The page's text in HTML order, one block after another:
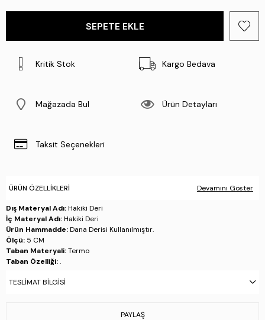
Kritik Stok Kargo Bedava
Mağazada Bul Ürün Detayları
Taksit Seçenekleri
ÜRÜN ÖZELLIKLERI Devamını Göster
Dış Materyal Adı:Hakiki Deri
İç Materyal Adı:Hakiki Deri
Ürün Hammadde:Dana Derisi Kullanılmıştır.
Ölçü: 5 CM
Taban Materyali:Termo
Taban Özelliği:.
Üretim Yeri:Türkiye
TESLIMAT BILGISI
PAYLAŞ